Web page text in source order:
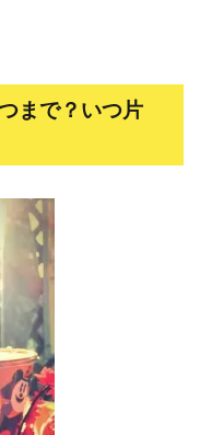
まで？いつ片